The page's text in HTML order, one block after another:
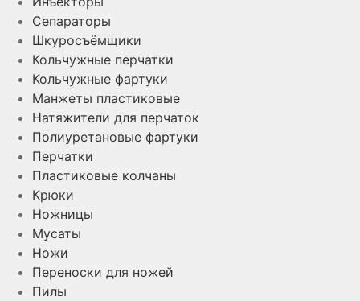
Сепараторы
Шкуросъёмщики
Кольчужные перчатки
Кольчужные фартуки
Манжеты пластиковые
Натяжители для перчаток
Полиуретановые фартуки
Перчатки
Пластиковые колчаны
Крюки
Ножницы
Мусаты
Ножи
Переноски для ножей
Пилы